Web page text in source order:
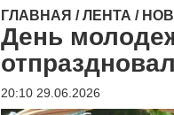
ГЛАВНАЯ /ЛЕНТА /
День
20:10 29.06.2026